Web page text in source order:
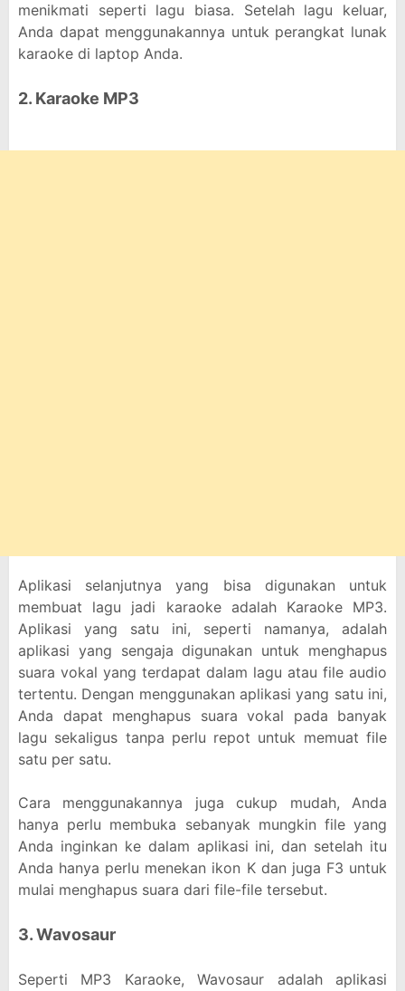
menikmati seperti lagu biasa. Setelah lagu keluar,
Anda dapat menggunakannya untuk perangkat lunak
karaoke di laptop Anda.
2. Karaoke MP3
Aplikasi selanjutnya yang bisa digunakan untuk
membuat lagu jadi karaoke adalah Karaoke MP3.
Aplikasi yang satu ini, seperti namanya, adalah
aplikasi yang sengaja digunakan untuk menghapus
suara vokal yang terdapat dalam lagu atau file audio
tertentu. Dengan menggunakan aplikasi yang satu ini,
Anda dapat menghapus suara vokal pada banyak
lagu sekaligus tanpa perlu repot untuk memuat file
satu per satu.
Cara menggunakannya juga cukup mudah, Anda
hanya perlu membuka sebanyak mungkin file yang
Anda inginkan ke dalam aplikasi ini, dan setelah itu
Anda hanya perlu menekan ikon K dan juga F3 untuk
mulai menghapus suara dari file-file tersebut.
3. Wavosaur
Seperti MP3 Karaoke, Wavosaur adalah aplikasi